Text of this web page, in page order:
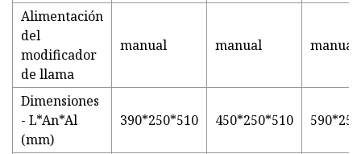
Alimentación
del
modificador
de llama
manual manual manual
Dimensiones
- L*An*Al
(mm)
390*250*510 450*250*510